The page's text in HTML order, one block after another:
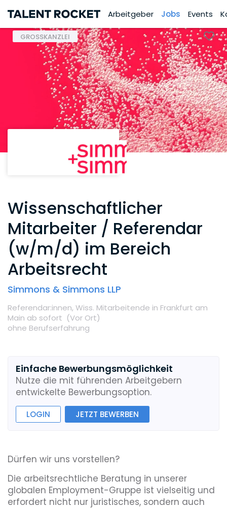
Arbeitgeber Jobs Events
GROSSKANZLEI
Wissenschaftlicher
Mitarbeiter / Referendar
(w/m/d) im Bereich
Arbeitsrecht
Simmons & Simmons LLP
Referendar:innen,Wiss. Mitarbeitende in Frankfurt am
Main ab sofort (Vor Ort)
ohne Berufserfahrung
Einfache Bewerbungsmöglichkeit
Nutze die mit führenden Arbeitgebern
entwickelte Bewerbungsoption.
LOGIN JETZT BEWERBEN
Dürfen wir uns vorstellen?
Die arbeitsrechtliche Beratung in unserer
globalen Employment-Gruppe ist vielseitig und
erfordert nicht nur juristisches, sondern auch